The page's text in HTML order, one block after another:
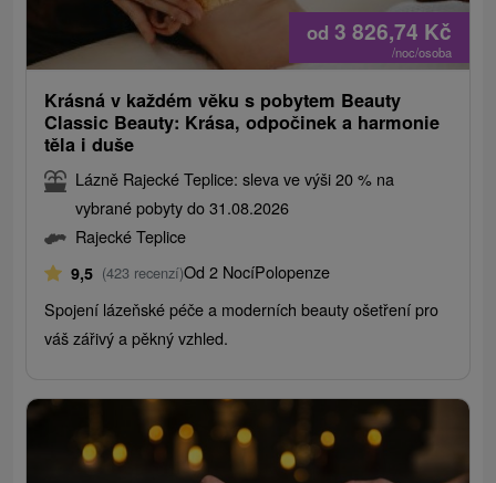
od 3 826,74 Kč
/noc/osoba
Krásná v každém věku s pobytem Beauty
Classic Beauty: Krása, odpočinek a harmonie
těla i duše
Lázně Rajecké Teplice: sleva ve výši 20 % na
vybrané pobyty do 31.08.2026
Rajecké Teplice
9,5 (423 recenzí)Od 2 NocíPolopenze
Spojení lázeňské péče a moderních beauty ošetření pro
váš zářivý a pěkný vzhled.